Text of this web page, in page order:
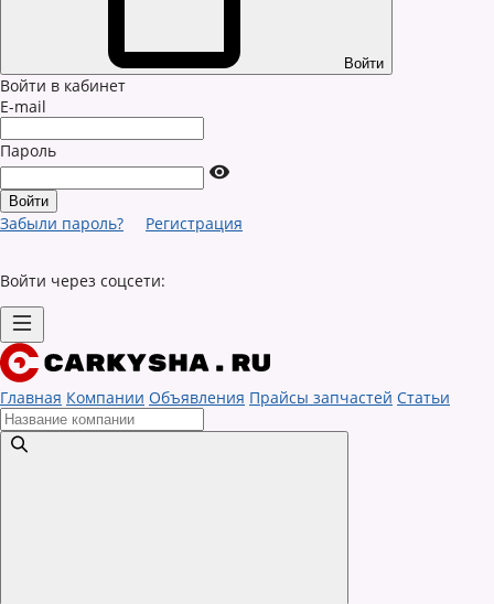
Войти
Войти в кабинет
E-mail
Пароль
Забыли пароль? Регистрация
Войти через соцсети:
Главная Компании Объявления Прайсы запчастей Статьи